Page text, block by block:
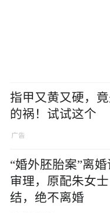
指甲又黄又硬，
的祸！试试这个
“婚外胚胎案”离
审理，原配朱女
结，绝不离婚